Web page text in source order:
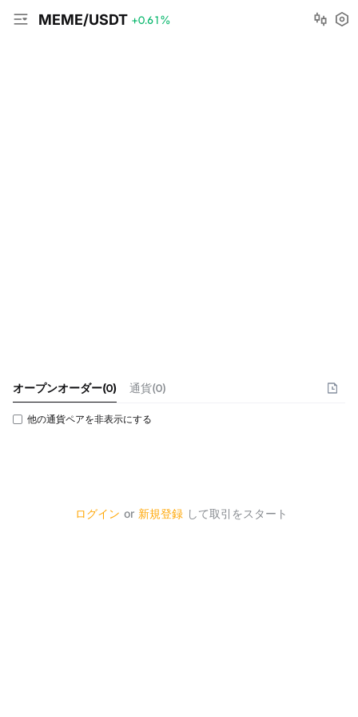
MEME/USDT +0.61%
オープンオーダー(0) 通貨(0)
他の通貨ペアを非表示にする
ログイン or 新規登録 して取引をスタート